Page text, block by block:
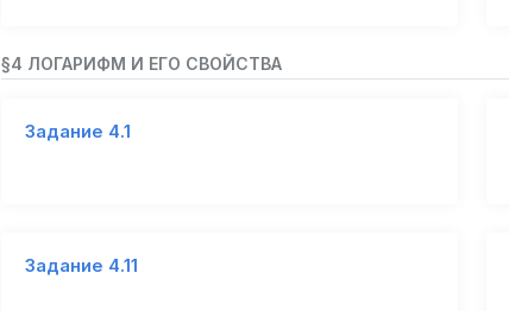
§4 ЛОГАРИФМ И ЕГО СВОЙСТВА
Задание 4.1
Задание 4.11